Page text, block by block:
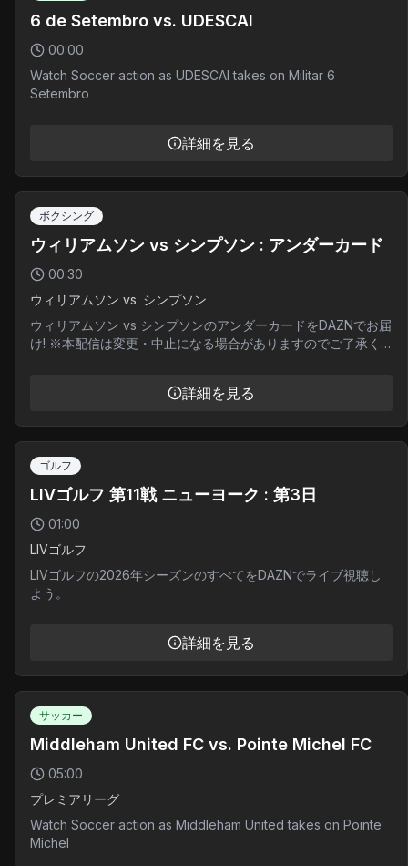
6 de Setembro vs. UDESCAI
00:00
Watch Soccer action as UDESCAI takes on Militar 6
Setembro
詳細を見る
ボクシング
ウィリアムソン vs シンプソン : アンダーカード
00:30
ウィリアムソン vs. シンプソン
ウィリアムソン vs シンプソンのアンダーカードをDAZNでお届
け! ※本配信は変更・中止になる場合がありますのでご了承く
詳細を見る
ゴルフ
LIVゴルフ 第11戦 ニューヨーク : 第3日
01:00
LIVゴルフ
LIVゴルフの2026年シーズンのすべてをDAZNでライブ視聴し
よう。
詳細を見る
サッカー
Middleham United FC vs. Pointe Michel FC
05:00
プレミアリーグ
Watch Soccer action as Middleham United takes on Pointe
Michel